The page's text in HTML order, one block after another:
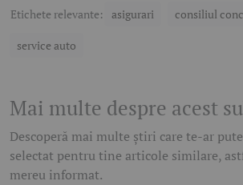
Etichete relevante: asigurari consiliul
service auto
Mai multe despre acest
Descoperă mai multe știri care te-ar
selectat pentru tine articole similare,
mereu informat.